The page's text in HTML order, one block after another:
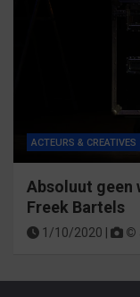
ACTEURS & CREATIVES
Absoluut geen
Freek Bartels
1/10/2020 | ©